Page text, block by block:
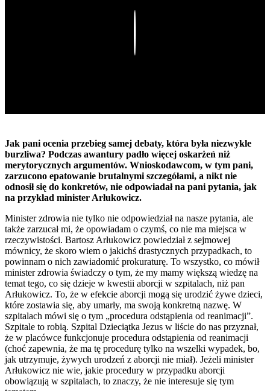
Jak pani ocenia przebieg samej debaty, która była niezwykle
burzliwa? Podczas awantury padło więcej oskarżeń niż
merytorycznych argumentów. Wnioskodawcom, w tym pani,
zarzucono epatowanie brutalnymi szczegółami, a nikt nie
odnosił się do konkretów, nie odpowiadał na pani pytania, jak
na przykład minister Arłukowicz.
Minister zdrowia nie tylko nie odpowiedział na nasze pytania, ale
także zarzucał mi, że opowiadam o czymś, co nie ma miejsca w
rzeczywistości. Bartosz Arłukowicz powiedział z sejmowej
mównicy, że skoro wiem o jakichś drastycznych przypadkach, to
powinnam o nich zawiadomić prokuraturę. To wszystko, co mówił
minister zdrowia świadczy o tym, że my mamy większą wiedzę na
temat tego, co się dzieje w kwestii aborcji w szpitalach, niż pan
Arłukowicz. To, że w efekcie aborcji mogą się urodzić żywe dzieci,
które zostawia się, aby umarły, ma swoją konkretną nazwę. W
szpitalach mówi się o tym „procedura odstąpienia od reanimacji”.
Szpitale to robią. Szpital Dzieciątka Jezus w liście do nas przyznał,
że w placówce funkcjonuje procedura odstąpienia od reanimacji
(choć zapewnia, że ma tę procedurę tylko na wszelki wypadek, bo,
jak utrzymuje, żywych urodzeń z aborcji nie miał). Jeżeli minister
Arłukowicz nie wie, jakie procedury w przypadku aborcji
obowiązują w szpitalach, to znaczy, że nie interesuje się tym